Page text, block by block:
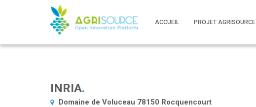
ACCUEIL PROJET AGRISOURCE
INRIA.
Domaine de Voluceau 78150 Rocquencourt